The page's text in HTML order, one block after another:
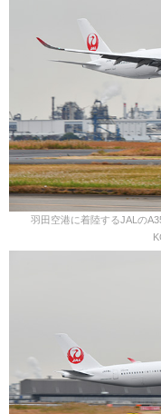
羽田空港に着陸するJALの